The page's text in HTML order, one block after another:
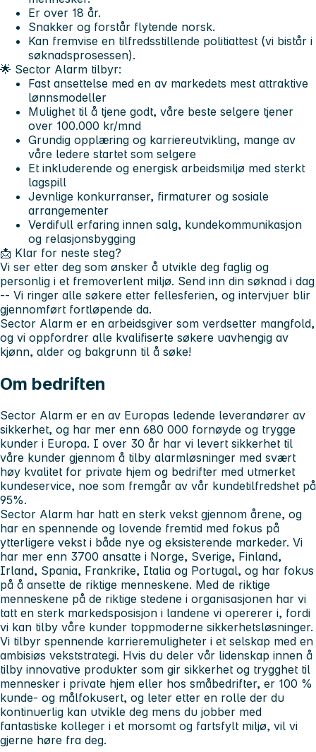
Er over 18 år.
Snakker og forstår flytende norsk.
Kan fremvise en tilfredsstillende politiattest (vi bistår i
søknadsprosessen).
🌟 Sector Alarm tilbyr:
Fast ansettelse med en av markedets mest attraktive
lønnsmodeller
Mulighet til å tjene godt, våre beste selgere tjener
over 100.000 kr/mnd
Grundig opplæring og karriereutvikling, mange av
våre ledere startet som selgere
Et inkluderende og energisk arbeidsmiljø med sterkt
lagspill
Jevnlige konkurranser, firmaturer og sosiale
arrangementer
Verdifull erfaring innen salg, kundekommunikasjon
og relasjonsbygging
📩 Klar for neste steg?
Vi ser etter deg som ønsker å utvikle deg faglig og
personlig i et fremoverlent miljø. Send inn din søknad i dag
-- Vi ringer alle søkere etter fellesferien, og intervjuer blir
gjennomført fortløpende da.
Sector Alarm er en arbeidsgiver som verdsetter mangfold,
og vi oppfordrer alle kvalifiserte søkere uavhengig av
kjønn, alder og bakgrunn til å søke!
Om bedriften
Sector Alarm er en av Europas ledende leverandører av
sikkerhet, og har mer enn 680 000 fornøyde og trygge
kunder i Europa. I over 30 år har vi levert sikkerhet til
våre kunder gjennom å tilby alarmløsninger med svært
høy kvalitet for private hjem og bedrifter med utmerket
kundeservice, noe som fremgår av vår kundetilfredshet på
95%.
Sector Alarm har hatt en sterk vekst gjennom årene, og
har en spennende og lovende fremtid med fokus på
ytterligere vekst i både nye og eksisterende markeder. Vi
har mer enn 3700 ansatte i Norge, Sverige, Finland,
Irland, Spania, Frankrike, Italia og Portugal, og har fokus
på å ansette de riktige menneskene. Med de riktige
menneskene på de riktige stedene i organisasjonen har vi
tatt en sterk markedsposisjon i landene vi opererer i, fordi
vi kan tilby våre kunder toppmoderne sikkerhetsløsninger.
Vi tilbyr spennende karrieremuligheter i et selskap med en
ambisiøs vekststrategi. Hvis du deler vår lidenskap innen å
tilby innovative produkter som gir sikkerhet og trygghet til
mennesker i private hjem eller hos småbedrifter, er 100 %
kunde- og målfokusert, og leter etter en rolle der du
kontinuerlig kan utvikle deg mens du jobber med
fantastiske kolleger i et morsomt og fartsfylt miljø, vil vi
gjerne høre fra deg.